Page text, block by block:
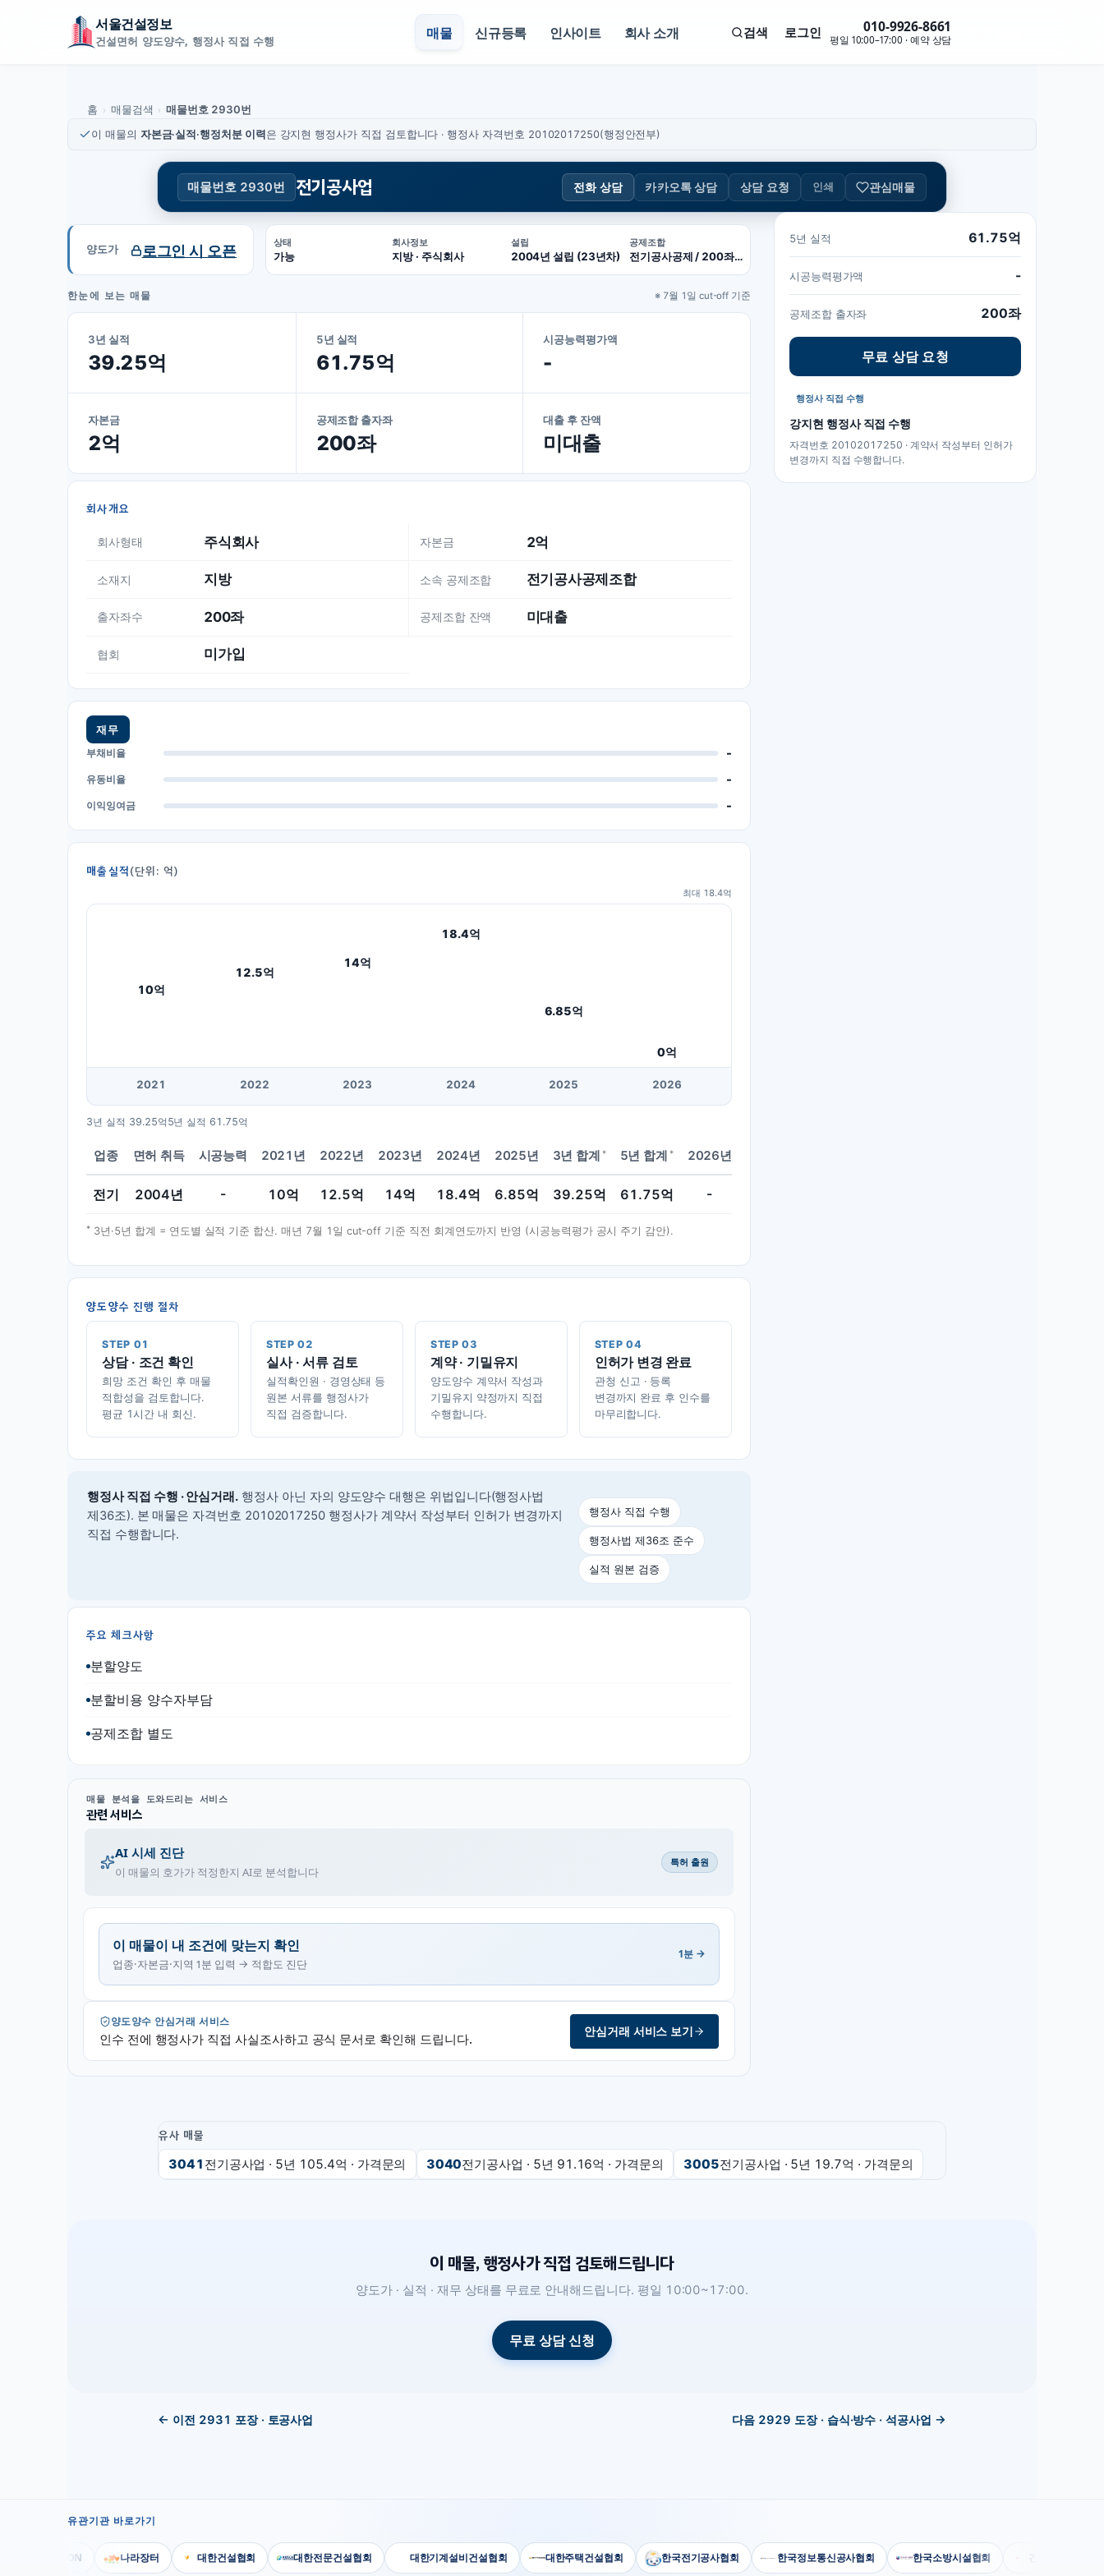
서울건설정보
건설면허 양도양수, 행정사 직접 수행
검색 로그인 010-9926-8661
평일 10:00–17:00 · 예약 상담
매물 신규등록 인사이트 회사 소개
홈 › 매물검색 › 매물번호 2930번
이 매물의 자본금·실적·행정처분 이력 은 강지현 행정사가 직접 검토합니다 · 행정사 자격번호 20102017250(행정안전부)
매물번호 2930번 전기공사업 전화 상담 카카오톡 상담 상담 요청 인쇄 관심매물
양도가 로그인 시 오픈 상태
가능
회사정보
지방 · 주식회사
설립
2004년 설립 (23년차)
공제조합
전기공사공제 / 200좌 · 미대출
한눈에 보는 매물 ※ 7월 1일 cut-off 기준
3년 실적
39.25억
5년 실적
61.75억
시공능력평가액
-
자본금
2억
공제조합 출자좌
200좌
대출 후 잔액
미대출
회사개요
회사형태 주식회사 자본금 2억
소재지 지방 소속 공제조합 전기공사공제조합
출자좌수 200좌 공제조합 잔액 미대출
협회 미가입
재무
부채비율 -
유동비율 -
이익잉여금 -
매출실적(단위: 억)
최대 18.4억
10억
12.5억
14억
18.4억
6.85억
0억
2021 2022 2023 2024 2025 2026
3년 실적 39.25억 5년 실적 61.75억
업종 면허 취득 시공능력 2021년 2022년 2023년 2024년 2025년 3년 합계 * 5년 합계 * 2026년
전기 2004년 - 10억 12.5억 14억 18.4억 6.85억 39.25억 61.75억 -
* 3년·5년 합계 = 연도별 실적 기준 합산. 매년 7월 1일 cut-off 기준 직전 회계연도까지 반영 (시공능력평가 공시 주기 감안).
양도양수 진행 절차
STEP 01
상담 · 조건 확인
희망 조건 확인 후 매물
적합성을 검토합니다.
평균 1시간 내 회신.
STEP 02
실사 · 서류 검토
실적확인원 · 경영상태 등
원본 서류를 행정사가
직접 검증합니다.
STEP 03
계약 · 기밀유지
양도양수 계약서 작성과
기밀유지 약정까지 직접
수행합니다.
STEP 04
인허가 변경 완료
관청 신고 · 등록
변경까지 완료 후 인수를
마무리합니다.
행정사 직접 수행 · 안심거래. 행정사 아닌 자의 양도양수 대행은 위법입니다(행정사법
제36조). 본 매물은 자격번호 20102017250 행정사가 계약서 작성부터 인허가 변경까지
직접 수행합니다.
행정사 직접 수행
행정사법 제36조 준수
실적 원본 검증
주요 체크사항
분할양도
분할비용 양수자부담
공제조합 별도
매물 분석을 도와드리는 서비스
관련 서비스
AI 시세 진단
이 매물의 호가가 적정한지 AI로 분석합니다
특허 출원
이 매물이 내 조건에 맞는지 확인
업종·자본금·지역 1분 입력 → 적합도 진단
1분 →
양도양수 안심거래 서비스
인수 전에 행정사가 직접 사실조사하고 공식 문서로 확인해 드립니다. 안심거래 서비스 보기
5년 실적 61.75억
시공능력평가액 -
공제조합 출자좌 200좌
무료 상담 요청
행정사 직접 수행
강지현 행정사 직접 수행
자격번호 20102017250 · 계약서 작성부터 인허가
변경까지 직접 수행합니다.
유사 매물
3041 전기공사업 · 5년 105.4억 · 가격문의 3040전기공사업 · 5년 91.16억 · 가격문의 3005전기공사업 · 5년 19.7억 · 가격문의
이 매물, 행정사가 직접 검토해드립니다
양도가 · 실적 · 재무 상태를 무료로 안내해드립니다. 평일 10:00~17:00.
무료 상담 신청
← 이전 2931 포장 · 토공사업 다음 2929 도장 · 습식·방수 · 석공사업 →
유관기관 바로가기
나라장터 대한건설협회 대한전문건설협회 대한기계설비건설협회 대한주택건설협회 한국전기공사협회 한국정보통신공사협회 한국소방시설협회 건설공제조합